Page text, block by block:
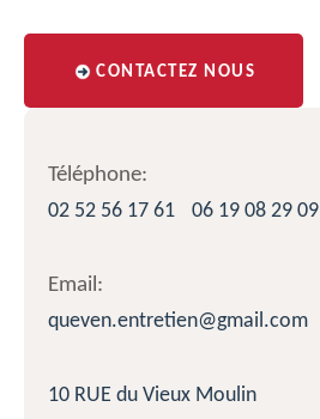
CONTACTEZ NOUS
Téléphone:
02 52 56 17 61
06 19 08 29 09
Email:
queven.entretien@gmail.com
10 RUE du Vieux Moulin